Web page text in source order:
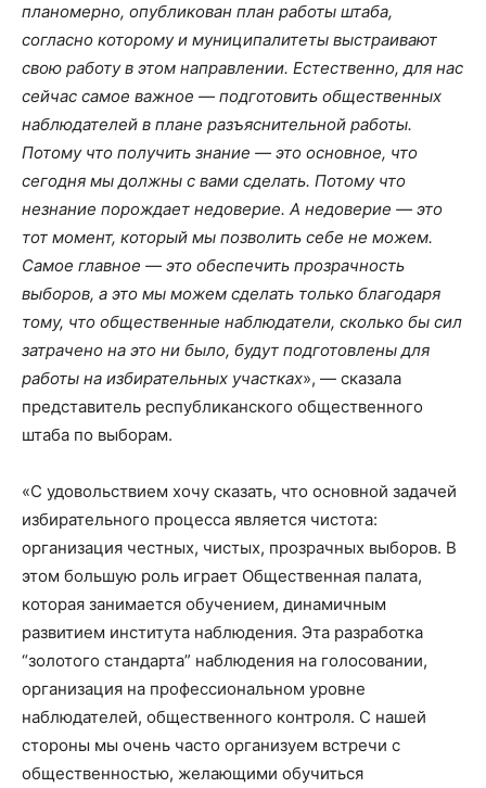
планомерно, опубликован план работы штаба,
согласно которому и муниципалитеты выстраивают
свою работу в этом направлении. Естественно, для нас
сейчас самое важное — подготовить общественных
наблюдателей в плане разъяснительной работы.
Потому что получить знание — это основное, что
сегодня мы должны с вами сделать. Потому что
незнание порождает недоверие. А недоверие — это
тот момент, который мы позволить себе не можем.
Самое главное — это обеспечить прозрачность
выборов, а это мы можем сделать только благодаря
тому, что общественные наблюдатели, сколько бы сил
затрачено на это ни было, будут подготовлены для
работы на избирательных участках», — сказала
представитель республиканского общественного
штаба по выборам.
«С удовольствием хочу сказать, что основной задачей
избирательного процесса является чистота:
организация честных, чистых, прозрачных выборов. В
этом большую роль играет Общественная палата,
которая занимается обучением, динамичным
развитием института наблюдения. Эта разработка
“золотого стандарта” наблюдения на голосовании,
организация на профессиональном уровне
наблюдателей, общественного контроля. С нашей
стороны мы очень часто организуем встречи с
общественностью, желающими обучиться